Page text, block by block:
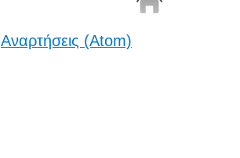
Αναρτήσεις (Atom)